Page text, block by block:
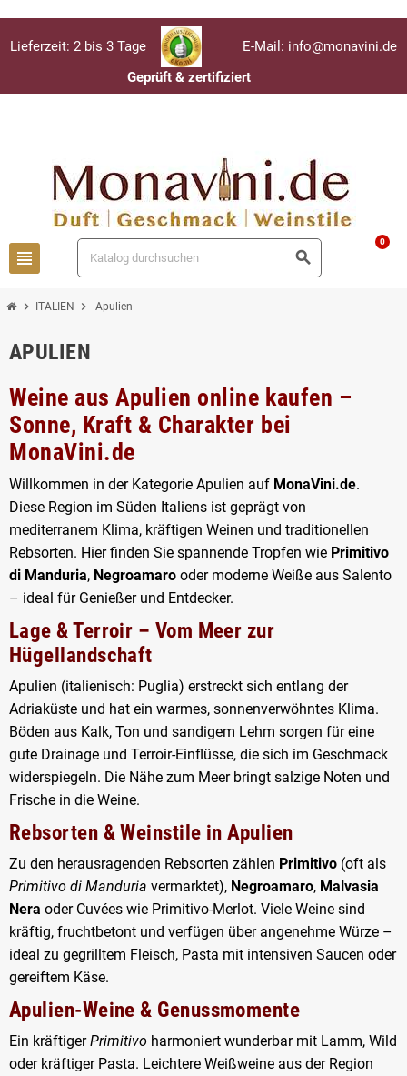
Lieferzeit: 2 bis 3 Tage
E-Mail: info@monavini.de
Geprüft & zertifiziert
view_headline search
personAnmelden 0
chevron_right ITALIEN chevron_right Apulien
APULIEN
Weine aus Apulien online kaufen –
Sonne, Kraft & Charakter bei
MonaVini.de
Willkommen in der Kategorie Apulien auf MonaVini.de.
Diese Region im Süden Italiens ist geprägt von
mediterranem Klima, kräftigen Weinen und traditionellen
Rebsorten. Hier finden Sie spannende Tropfen wie Primitivo
di Manduria, Negroamaro oder moderne Weiße aus Salento
– ideal für Genießer und Entdecker.
Lage & Terroir – Vom Meer zur
Hügellandschaft
Apulien (italienisch: Puglia) erstreckt sich entlang der
Adriaküste und hat ein warmes, sonnenverwöhntes Klima.
Böden aus Kalk, Ton und sandigem Lehm sorgen für eine
gute Drainage und Terroir-Einflüsse, die sich im Geschmack
widerspiegeln. Die Nähe zum Meer bringt salzige Noten und
Frische in die Weine.
Rebsorten & Weinstile in Apulien
Zu den herausragenden Rebsorten zählen Primitivo (oft als
Primitivo di Manduria vermarktet), Negroamaro, Malvasia
Nera oder Cuvées wie Primitivo-Merlot. Viele Weine sind
kräftig, fruchtbetont und verfügen über angenehme Würze –
ideal zu gegrilltem Fleisch, Pasta mit intensiven Saucen oder
gereiftem Käse.
Apulien-Weine & Genussmomente
Ein kräftigerPrimitivo harmoniert wunderbar mit Lamm, Wild
oder kräftiger Pasta. Leichtere Weißweine aus der Region